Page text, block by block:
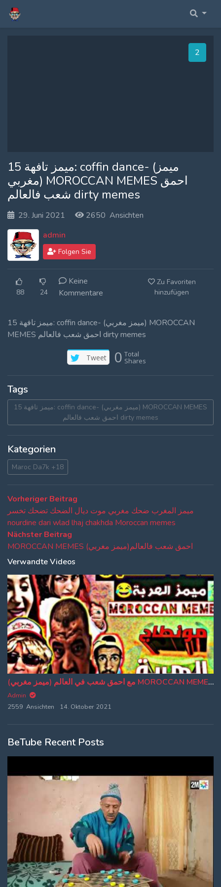
Membership Invoice
Membership Levels
Log In
Log Out
1
ميمز تافهة 15: coffin dance- (ميمز
مغربي) MOROCCAN MEMES احمق
شعب فالعالم dirty memes
29. Juni 2021
2650 Ansichten
admin
Folgen Sie
88 24
Keine
Kommentare
Zu Favoriten
hinzufügen
ميمز تافهة 15: coffin dance- (ميمز مغربي) MOROCCAN
MEMES احمق شعب فالعالم dirty memes
Tweet 0 Total
Shares
Tags
ميمز تافهة 15: coffin dance- (ميمز مغربي) MOROCCAN MEMES
احمق شعب فالعالم dirty memes
Kategorien
Maroc Da7k +18
Beitragsnavigation
Vorheriger Beitrag
Beitrag:
ميمز المغرب ضحك مغربي موت ديال الضحك تضحك تخسر
nourdine dari wlad lhaj chakhda Moroccan memes
Nächster Beitrag
Beitrag:
MOROCCAN MEMES (ميمز مغربي)احمق شعب فالعالم
Verwandte Videos
(ميمز مغربي) مع احمق شعب في العالم MOROCCAN MEMES موت من الضحك ? دير لكيت ديالك?
Admin
2559 Ansichten
14. Oktober 2021
BeTube Recent Posts